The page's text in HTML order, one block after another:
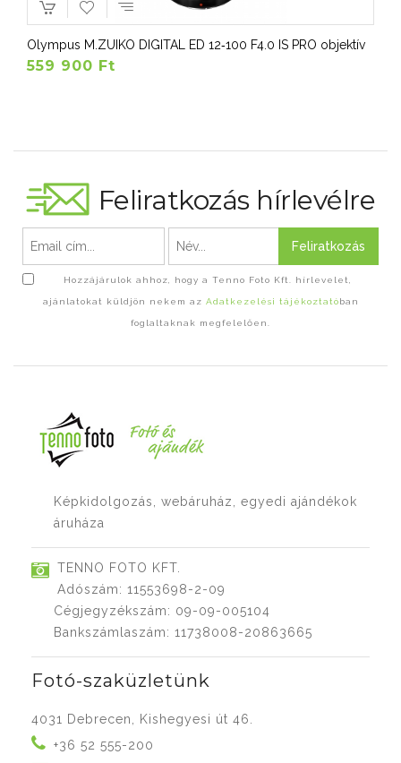
Olympus M.ZUIKO DIGITAL ED 12‑100 F4.0 IS PRO objektív
559 900 Ft
Feliratkozás hírlevélre
Feliratkozás
Hozzájárulok ahhoz, hogy a Tenno Foto Kft. hírlevelet,
ajánlatokat küldjön nekem az Adatkezelési tájékoztatóban
foglaltaknak megfelelően.
Képkidolgozás, webáruház, egyedi ajándékok
áruháza
TENNO FOTO KFT.
Adószám: 11553698-2-09
Cégjegyzékszám: 09-09-005104
Bankszámlaszám: 11738008-20863665
Fotó-szaküzletünk
4031 Debrecen, Kishegyesi út 46.
+36 52 555-200